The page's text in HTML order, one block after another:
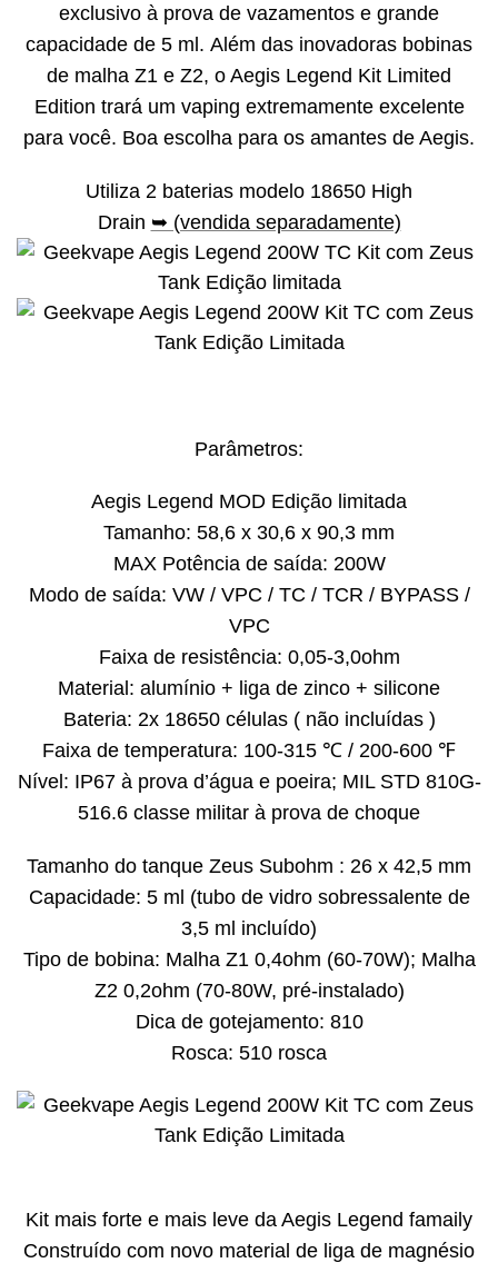
exclusivo à prova de vazamentos e grande
capacidade de 5 ml. Além das inovadoras bobinas
de malha Z1 e Z2, o Aegis Legend Kit Limited
Edition trará um vaping extremamente excelente
para você. Boa escolha para os amantes de Aegis.
Utiliza 2 baterias modelo 18650 High
Drain ➥ (vendida separadamente)
Parâmetros:
Aegis Legend MOD Edição limitada
Tamanho: 58,6 x 30,6 x 90,3 mm
MAX Potência de saída: 200W
Modo de saída: VW / VPC / TC / TCR / BYPASS /
VPC
Faixa de resistência: 0,05-3,0ohm
Material: alumínio + liga de zinco + silicone
Bateria: 2x 18650 células ( não incluídas )
Faixa de temperatura: 100-315 ℃ / 200-600 ℉
Nível: IP67 à prova d’água e poeira; MIL STD 810G-
516.6 classe militar à prova de choque
Tamanho do tanque Zeus Subohm : 26 x 42,5 mm
Capacidade: 5 ml (tubo de vidro sobressalente de
3,5 ml incluído)
Tipo de bobina: Malha Z1 0,4ohm (60-70W); Malha
Z2 0,2ohm (70-80W, pré-instalado)
Dica de gotejamento: 810
Rosca: 510 rosca
Kit mais forte e mais leve da Aegis Legend famaily
Construído com novo material de liga de magnésio